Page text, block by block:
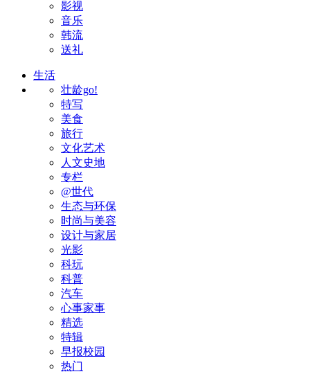
影视
音乐
韩流
送礼
生活
壮龄go!
特写
美食
旅行
文化艺术
人文史地
专栏
@世代
生态与环保
时尚与美容
设计与家居
光影
科玩
科普
汽车
心事家事
精选
特辑
早报校园
热门